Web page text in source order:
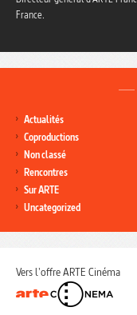
France.
Actualités
Coproductions
Non classé
Rencontres
Sur ARTE
Uncategorized
Vers l'offre ARTE Cinéma